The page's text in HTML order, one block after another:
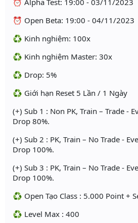
⏰ Alpha Test: 19:00 - 03/11/2023
⏰ Open Beta: 19:00 - 04/11/2023
♻️ Kinh nghiệm: 100x
♻️ Kinh nghiệm Master: 30x
♻️ Drop: 5%
♻️ Giới hạn Reset 5 Lần / 1 Ngày
(+) Sub 1 : Non PK, Train – Trade -
Drop 80%.
(+) Sub 2 : PK, Train – No Trade -
Drop 100%.
(+) Sub 3 : PK, Train – No Trade -
Drop 100%.
♻️ Open Tạo Class : 5.000 Point +
♻️ Level Max : 400